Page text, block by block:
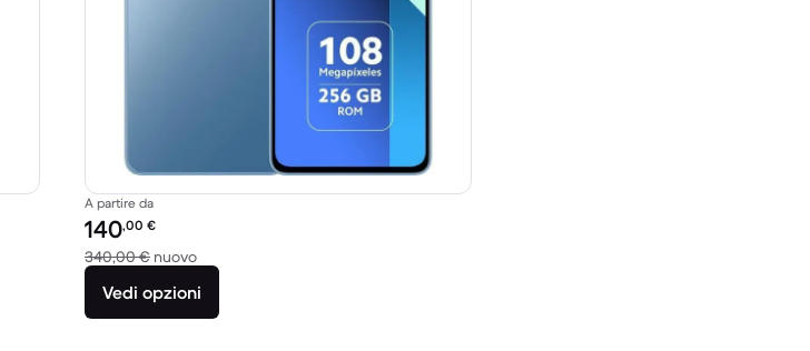
A partire da
Prezzo del ricondizionato:
140,00 €
340,00 € nuovoRispetto a 340,00 € del nuovo
Vedi opzioni